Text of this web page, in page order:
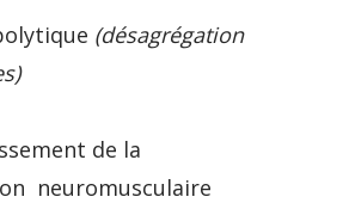
(désagrégation
de la
neuromusculaire